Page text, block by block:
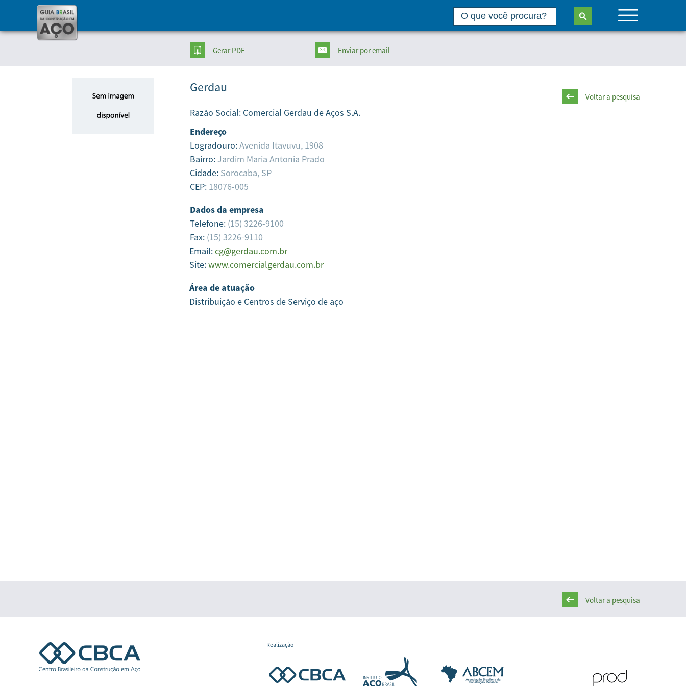
Gerar PDF Enviarpor email
Voltar a pesquisa
Gerdau
Razão Social: Comercial Gerdau de Aços S.A.
Endereço
Logradouro:Avenida Itavuvu, 1908
Bairro: Jardim Maria Antonia Prado
Cidade: Sorocaba, SP
CEP: 18076-005
Dados da empresa
Telefone: (15) 3226-9100
Fax: (15) 3226-9110
Email:cg@gerdau.com.br
Site:www.comercialgerdau.com.br
Área de atuação
Distribuição e Centros de Serviço de aço
Voltar a pesquisa
Realização